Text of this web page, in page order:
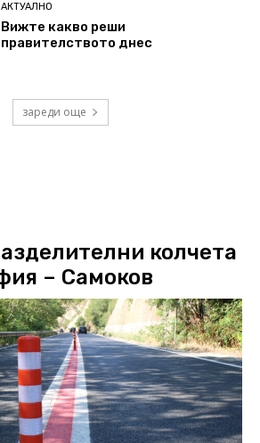
АКТУАЛНО
Вижте какво реши
правителството днес
зареди още